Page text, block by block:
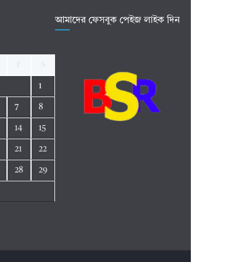
1
7 8
14 15
21 22
28 29
আমাদের ফেসবুক পেইজ লাইক দিন